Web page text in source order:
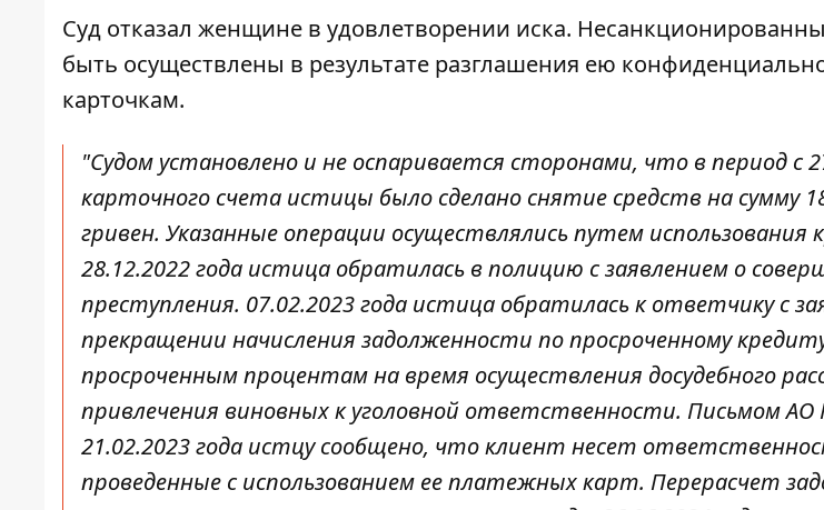
Суд отказал женщине в удовлетворении иска.
быть осуществлены в результате разглашения ею
карточкам.
"Судом установлено и не оспаривается сторонами, что в период с
карточного счета истицы было сделано снятие средств на сумму
гривен. Указанные операции осуществлялись путем использования
28.12.2022 года истица обратилась в полицию с заявлением о
преступления. 07.02.2023 года истица обратилась к ответчику с
прекращении начисления задолженности по просроченному
просроченным процентам на время осуществления досудебного
привлечения виновных к уголовной ответственности. Письмом
21.02.2023 года истцу сообщено, что клиент несет
проведенные с использованием ее платежных карт. Перерасчет